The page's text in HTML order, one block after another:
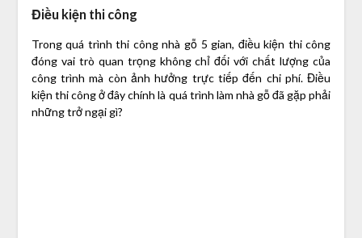
Điều kiện thi công
Trong quá trình thi công nhà gỗ 5 gian, điều kiện thi công
đóng vai trò quan trọng không chỉ đối với chất lượng của
công trình mà còn ảnh hưởng trực tiếp đến chi phí. Điều
kiện thi công ở đây chính là quá trình làm nhà gỗ đã gặp phải
những trở ngại gì?